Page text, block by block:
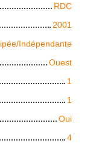
RDC
2001
Indépendante
Ouest
1
1
Oui
4